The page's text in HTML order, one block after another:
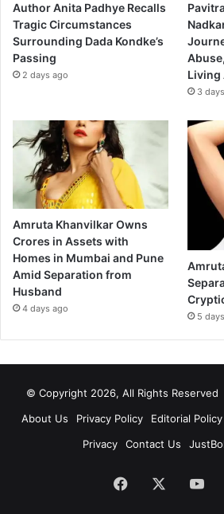
Author Anita Padhye Recalls
Tragic Circumstances
Surrounding Dada Kondke’s
Passing
2 days ago
Living
3
Amruta Khanvilkar Owns
Crores in Assets with
Homes in Mumbai and Pune
Amid Separation from
Husband
4 days ago
5
© Copyright 2026, All Rights Reserved
About Us
Privacy Policy Editorial Policy
Privacy
Contact Us
Facebook